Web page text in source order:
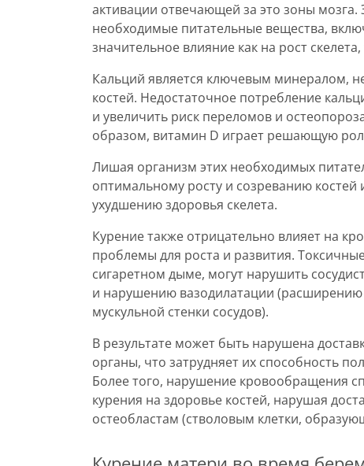
активации отвечающей за это зоны
необходимые питательные вещества,
значительное влияние как на рост
Кальций является ключевым минералом,
костей. Недостаточное потребление
и увеличить риск переломов и
образом, витамин D играет решающую
Лишая организм этих необходимых
оптимальному росту и созреванию
ухудшению здоровья скелета.
Курение также отрицательно влияет на
проблемы для роста и развития.
сигаретном дыме, могут нарушить
и нарушению вазодилатации (расширению
мускульной стенки сосудов).
В результате может быть нарушена
органы, что затрудняет их способность
Более того, нарушение кровообращения
курения на здоровье костей, нарушая
остеобластам (стволовым клетки,